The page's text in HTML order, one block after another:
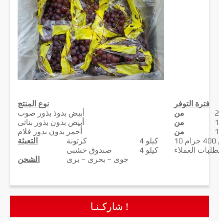
نوع المنتج
فترة التوفر
أبيض بدوذ بذور صوب
من
أبيض بدون بذور بناتى
من
أحمر بدون بذور فلام
من
التعبئة
كرتونة 4 كيلو
صندوق خشبى
4 كيلو
العملاء
الشحن
جوى – بحرى – برى
شاركـنـا !